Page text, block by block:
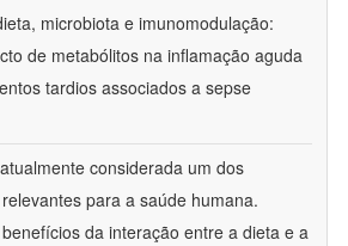
microbiota e imunomodulação:
de metabólitos na inflamação aguda
tardios associados a sepse
considerada um dos
para a saúde humana.
da interação entre a dieta e a